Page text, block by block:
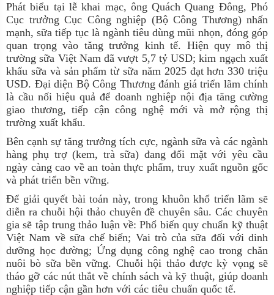
Phát biểu tại lễ khai mạc, ông Quách Quang Đông, Phó
Cục trưởng Cục Công nghiệp (Bộ Công Thương) nhấn
mạnh, sữa tiếp tục là ngành tiêu dùng mũi nhọn, đóng góp
quan trọng vào tăng trưởng kinh tế. Hiện quy mô thị
trường sữa Việt Nam đã vượt 5,7 tỷ USD; kim ngạch xuất
khẩu sữa và sản phẩm từ sữa năm 2025 đạt hơn 330 triệu
USD. Đại diện Bộ Công Thương đánh giá triển lãm chính
là cầu nối hiệu quả để doanh nghiệp nội địa tăng cường
giao thương, tiếp cận công nghệ mới và mở rộng thị
trường xuất khẩu.
Bên cạnh sự tăng trưởng tích cực, ngành sữa và các ngành
hàng phụ trợ (kem, trà sữa) đang đối mặt với yêu cầu
ngày càng cao về an toàn thực phẩm, truy xuất nguồn gốc
và phát triển bền vững.
Để giải quyết bài toán này, trong khuôn khổ triển lãm sẽ
diễn ra chuỗi hội thảo chuyên đề chuyên sâu. Các chuyên
gia sẽ tập trung thảo luận về: Phổ biến quy chuẩn kỹ thuật
Việt Nam về sữa chế biến; Vai trò của sữa đối với dinh
dưỡng học đường; Ứng dụng công nghệ cao trong chăn
nuôi bò sữa bền vững. Chuỗi hội thảo được kỳ vọng sẽ
tháo gỡ các nút thắt về chính sách và kỹ thuật, giúp doanh
nghiệp tiếp cận gần hơn với các tiêu chuẩn quốc tế.